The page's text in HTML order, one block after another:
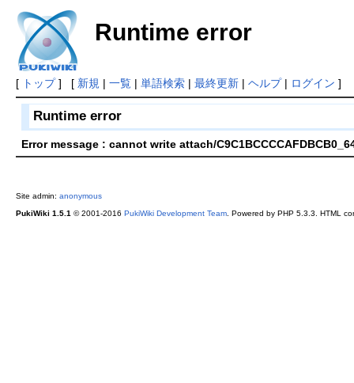
Runtime error
[ トップ] [ 新規 | 一覧| 単語検索| 最終更新| ヘルプ| ログイン ]
Runtime error
Error message : cannot write attach/
Site admin: anonymous
PukiWiki 1.5.1© 2001-2016 PukiWiki Development Team. Powered by PHP 5.3.3. HTML